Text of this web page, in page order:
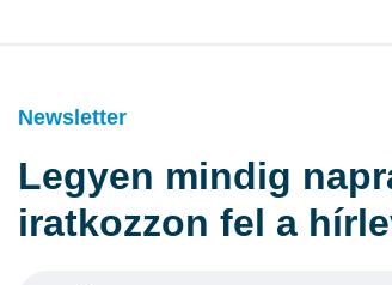
Newsletter
Legyen mindig
iratkozzon fel a